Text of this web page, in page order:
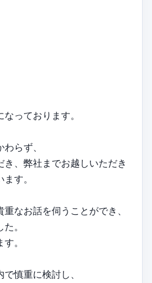
っております。
らず、
き、弊社までお越しいただき
す。
なお話を伺うことができ、
。
。
慎重に検討し、